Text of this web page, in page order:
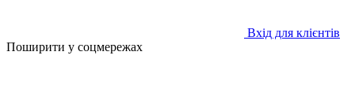
Вхід для клієнтів
Поширити у соцмережах